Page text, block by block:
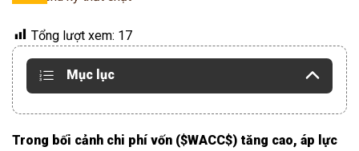
Tổng lượt xem: 17
Mục lục
Trong bối cảnh chi phí vốn ($WACC$) tăng cao, áp lực